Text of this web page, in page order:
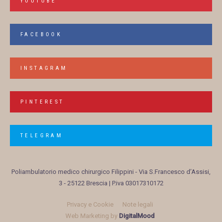
FACEBOOK
INSTAGRAM
PINTEREST
TELEGRAM
Poliambulatorio medico chirurgico Filippini - Via S.Francesco d’Assisi,
3 - 25122 Brescia | P.iva 03017310172
Privacy e Cookie
Note legali
Web Marketing by DigitalMood